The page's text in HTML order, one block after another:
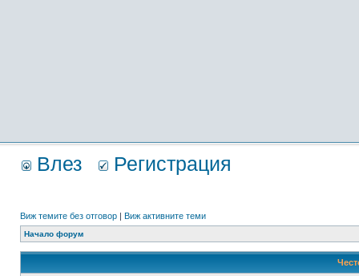
Влез Регистрация
Виж темите без отговор | Виж активните теми
Начало форум